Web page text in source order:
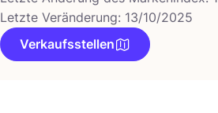
Letzte Veränderung: 13/10/2025
Verkaufsstellen